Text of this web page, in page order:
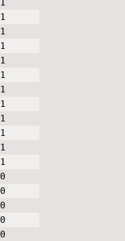
1
1
1
1
1
1
1
1
1
1
1
1
0
0
0
0
0